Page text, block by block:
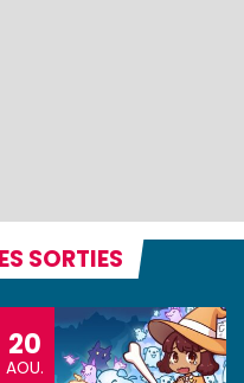
SORTIES
20
AOU.